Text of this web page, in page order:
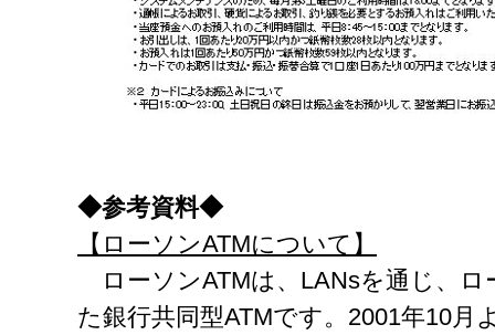
◆参考資料◆
【ローソンATMについて】
ローソンATMは、LANsを通じ、ロ
た銀行共同型ATMです。2001年10月